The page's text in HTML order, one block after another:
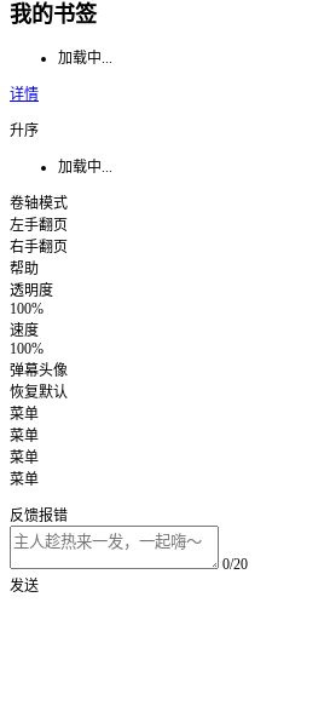
我的书签
加载中...
详情
升序
加载中...
卷轴模式
左手翻页
右手翻页
帮助
透明度
100%
速度
100%
弹幕头像
恢复默认
菜单
菜单
菜单
菜单
反馈报错
0/20
发送